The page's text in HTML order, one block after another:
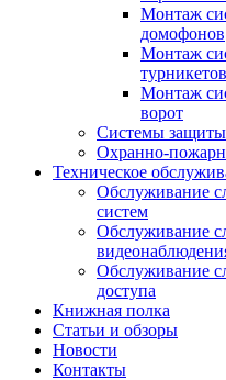
Монтаж
домофонов
Монтаж
турникетов
Монтаж
ворот
Системы защиты
Охранно-
Техническое
Обслуживание
систем
Обслуживание
Обслуживание
доступа
Книжная полка
Статьи и обзоры
Новости
Контакты